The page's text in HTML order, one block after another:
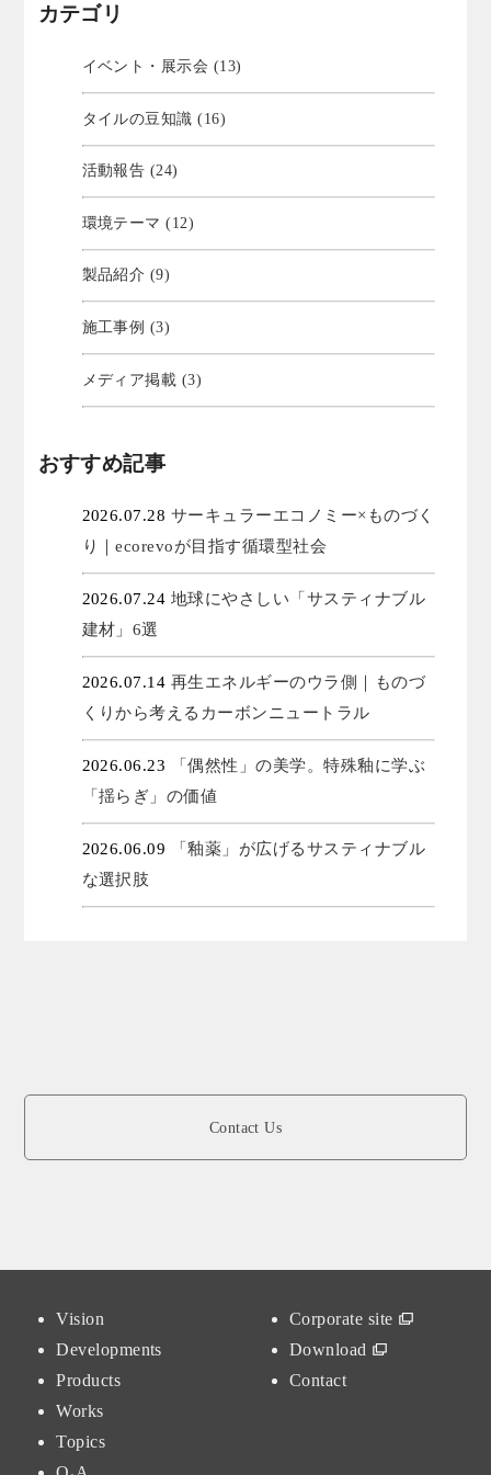
カテゴリ
イベント・展示会 (13)
タイルの豆知識 (16)
活動報告 (24)
環境テーマ (12)
製品紹介 (9)
施工事例 (3)
メディア掲載 (3)
おすすめ記事
2026.07.28 サーキュラーエコノミー×ものづく
り｜ecorevoが目指す循環型社会
2026.07.24 地球にやさしい「サスティナブル
建材」6選
2026.07.14 再生エネルギーのウラ側｜ものづ
くりから考えるカーボンニュートラル
2026.06.23
「偶然性」の美学。特殊釉に学ぶ
「揺らぎ」の価値
2026.06.09
「釉薬」が広げるサスティナブル
な選択肢
Contact Us
Vision
Developments
Products
Works
Topics
Corporate site
Download
Contact